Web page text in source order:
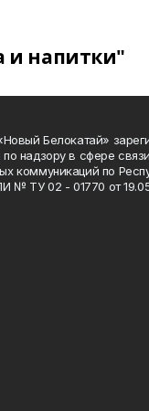
и напитки"
Белокатай»
надзору в сфере
коммуникаций по
№ ТУ 02 - 01770 от